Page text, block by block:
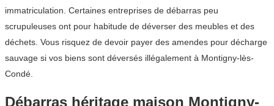
immatriculation. Certaines entreprises de débarras peu
scrupuleuses ont pour habitude de déverser des meubles et des
déchets. Vous risquez de devoir payer des amendes pour décharge
sauvage si vos biens sont déversés illégalement à Montigny-lès-
Condé.
Débarras héritage maison Montigny-